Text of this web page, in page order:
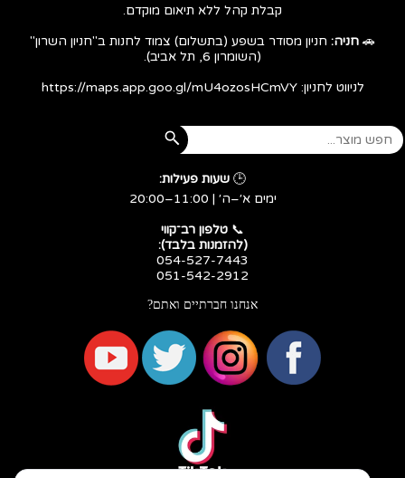
קבלת קהל ללא תיאום מוקדם.
🚗 חניה: חניון מסודר בשפע (בתשלום) צמוד לחנות ב"חניון השרון"
(השומרון 6, תל אביב).
לניווט לחניון:https://maps.app.goo.gl/mU4ozosHCmVY
🕒 שעות פעילות:
ימים א׳–ה׳ | 11:00–20:00
​​​​​​​📞 טלפון רב־קווי
(להזמנות בלבד):
054-527-7443
051-542-2912
אנחנו חברתיים ואתם?